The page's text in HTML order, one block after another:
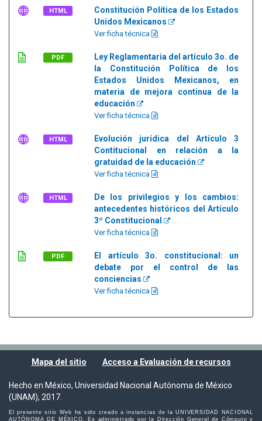
HTML
Constitución Política de los Estados
Unidos Mexicanos
Ver ficha técnica
PDF
Ley Reglamentaria del artículo 3o. de
la Constitución Política de los
Estados Unidos Mexicanos, en
materia de mejora continua de la
educación
Ver ficha técnica
HTML
Evolución jurídica del Artículo 3
Contitucional en relación a la
gratuidad de la educación
Ver ficha técnica
HTML
De los privilegios y los cambios:
antecedentes históricos del Artículo
3º Constitucional
Ver ficha técnica
PDF
El artículo 3o. constitucional: un
debate por el control de las
conciencias
Ver ficha técnica
Mapa del sitio Acceso a Evaluación de recursos
Hecho en México, Universidad Nacional Autónoma de México
(UNAM), 2017.
El presente sitio Web ha sido creado a instancias de la UNIVERSIDAD NACIONAL
AUTÓNOMA DE MÉXICO. Es administrado por la Dirección General de Cómputo y